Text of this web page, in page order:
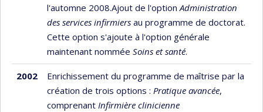
l'automne 2008.Ajout de l'optionAdministration
des services infirmiers au programme de doctorat.
Cette option s'ajoute à l'option générale
maintenant nommée Soins et santé.
2002
Enrichissement du programme de maîtrise par la
création de trois options : Pratique avancée,
comprenant Infirmière clinicienne